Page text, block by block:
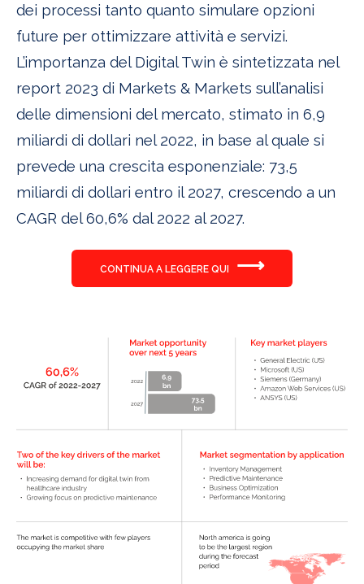
dei processi tanto quanto simulare opzioni
future per ottimizzare attività e servizi.
L’importanza del Digital Twin è sintetizzata nel
report 2023 di Markets & Markets sull’analisi
delle dimensioni del mercato, stimato in 6,9
miliardi di dollari nel 2022, in base al quale si
prevede una crescita esponenziale: 73,5
miliardi di dollari entro il 2027, crescendo a un
CAGR del 60,6% dal 2022 al 2027.
CONTINUA A LEGGERE QUI ⟶